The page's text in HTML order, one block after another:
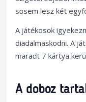
sosem lesz két
A játékosok
diadalmaskodni. A
maradt 7 kártya
A doboz